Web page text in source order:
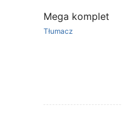
Mega komplet
Tłumacz